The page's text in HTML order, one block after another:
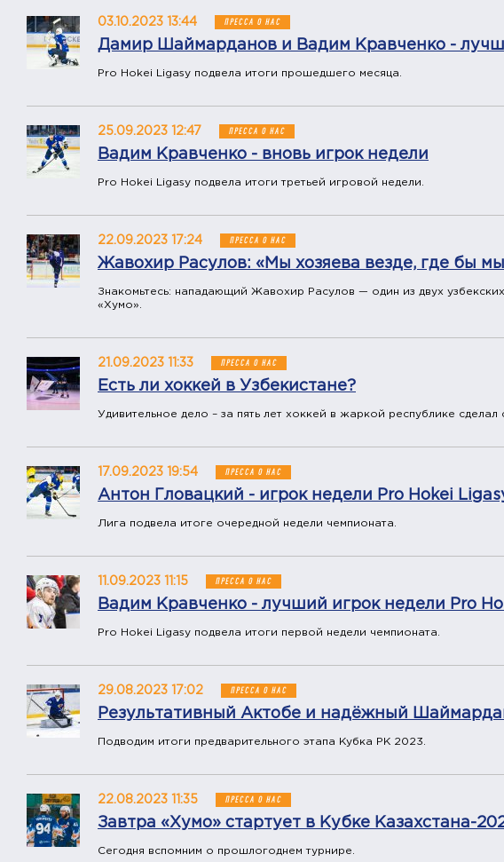
03.10.2023 13:44 ПРЕССА О НАС
Дамир Шаймарданов и Вадим Кравченко -
Pro Hokei Ligasy подвела итоги прошедшего месяца.
25.09.2023 12:47 ПРЕССА О НАС
Вадим Кравченко - вновь игрок недели
Pro Hokei Ligasy подвела итоги третьей игровой недели.
22.09.2023 17:24 ПРЕССА О НАС
Жавохир Расулов: «Мы хозяева везде, где бы
Знакомьтесь: нападающий Жавохир Расулов — один из двух
«Хумо».
21.09.2023 11:33 ПРЕССА О НАС
Есть ли хоккей в Узбекистане?
Удивительное дело – за пять лет хоккей в жаркой республике
17.09.2023 19:54 ПРЕССА О НАС
Антон Гловацкий - игрок недели Pro Hokei
Лига подвела итоге очередной недели чемпионата.
11.09.2023 11:15 ПРЕССА О НАС
Вадим Кравченко - лучший игрок недели Pro
Pro Hokei Ligasy подвела итоги первой недели чемпионата.
29.08.2023 17:02 ПРЕССА О НАС
Результативный Актобе и надёжный
Подводим итоги предварительного этапа Кубка РК 2023.
22.08.2023 11:35 ПРЕССА О НАС
Завтра «Хумо» стартует в Кубке Казахстана-
Сегодня вспомним о прошлогоднем турнире.